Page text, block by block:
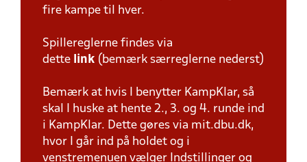
fire kampe til hver.
Spillereglerne findes via
dette link (bemærk særreglerne nederst)
Bemærk at hvis I benytter KampKlar, så
skal I huske at hente 2., 3. og 4. runde ind
i KampKlar. Dette gøres via mit.dbu.dk,
hvor I går ind på holdet og i
venstremenuen vælger Indstillinger og